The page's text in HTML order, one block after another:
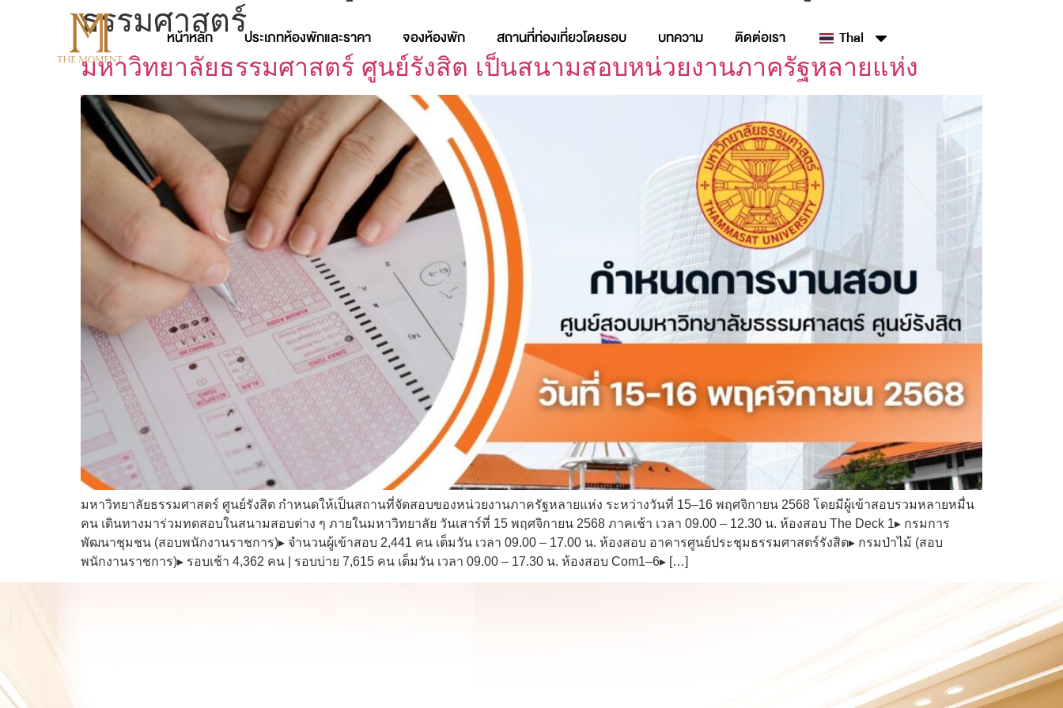
หน้าหลัก ประเภทห้องพักและราคา จองห้องพัก สถานที่ท่องเที่ยวโดยรอบ บทความ ติดต่อเรา Thai
ธรรมศาสตร์
มหาวิทยาลัยธรรมศาสตร์ ศูนย์รังสิต เป็นสนามสอบหน่วยงานภาครัฐหลายแห่ง
มหาวิทยาลัยธรรมศาสตร์ ศูนย์รังสิต กำหนดให้เป็นสถานที่จัดสอบของหน่วยงานภาครัฐหลายแห่ง ระหว่างวันที่ 15–16 พฤศจิกายน 2568 โดยมีผู้เข้าสอบรวมหลายหมื่น
คน เดินทางมาร่วมทดสอบในสนามสอบต่าง ๆ ภายในมหาวิทยาลัย วันเสาร์ที่ 15 พฤศจิกายน 2568 ภาคเช้า เวลา 09.00 – 12.30 น. ห้องสอบ The Deck 1▸ กรมการ
พัฒนาชุมชน (สอบพนักงานราชการ)▸ จำนวนผู้เข้าสอบ 2,441 คน เต็มวัน เวลา 09.00 – 17.00 น. ห้องสอบ อาคารศูนย์ประชุมธรรมศาสตร์รังสิต▸ กรมป่าไม้ (สอบ
พนักงานราชการ)▸ รอบเช้า 4,362 คน | รอบบ่าย 7,615 คน เต็มวัน เวลา 09.00 – 17.30 น. ห้องสอบ Com1–6▸ […]